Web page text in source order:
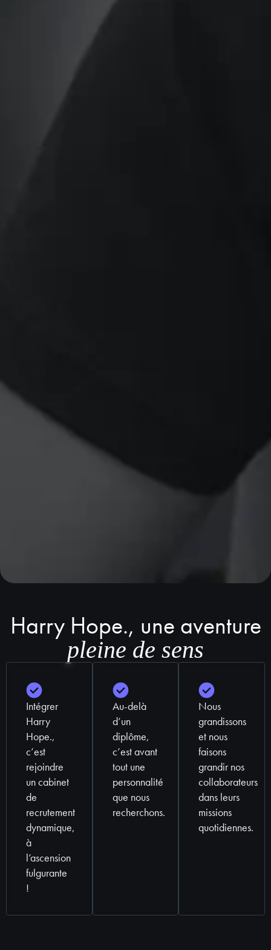
Harry Hope., une aventure
pleine de sens
Intégrer
Harry
Hope.,
c’est
rejoindre
un cabinet
de
recrutement
dynamique,
à
l’ascension
fulgurante
!
Au-delà
d’un
diplôme,
c’est avant
tout une
personnalité
que nous
recherchons.
Nous
grandissons
et nous
faisons
grandir nos
collaborateurs
dans leurs
missions
quotidiennes.